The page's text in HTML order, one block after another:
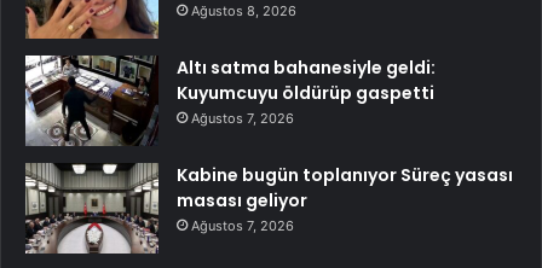
Ağustos 8, 2026
Altı satma bahanesiyle geldi:
Kuyumcuyu öldürüp gaspetti
Ağustos 7, 2026
Kabine bugün toplanıyor Süreç yasası
masası geliyor
Ağustos 7, 2026